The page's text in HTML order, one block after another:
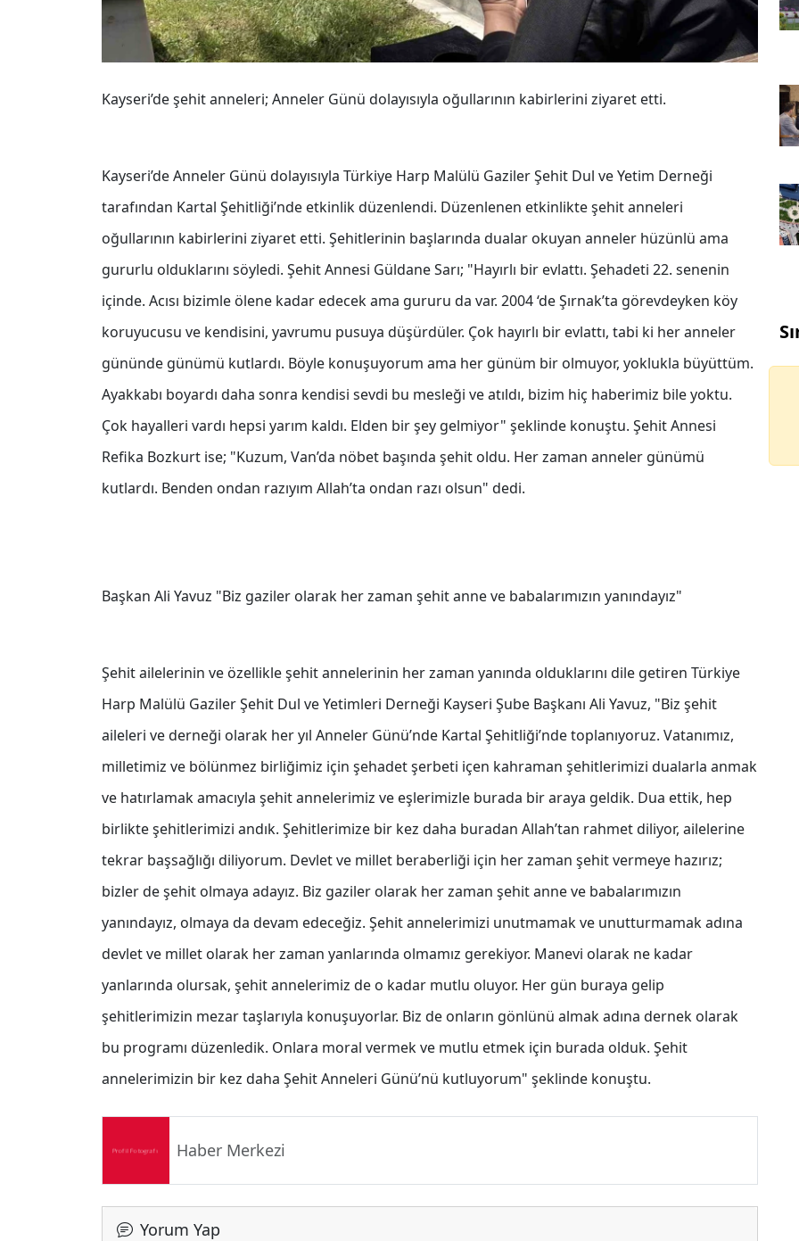
Kayseri’de şehit anneleri; Anneler Günü dolayısıyla oğullarının kabirlerini ziyaret etti.
Kayseri’de Anneler Günü dolayısıyla Türkiye Harp Malülü Gaziler Şehit Dul ve Yetim Derneği
tarafından Kartal Şehitliği’nde etkinlik düzenlendi. Düzenlenen etkinlikte şehit anneleri
oğullarının kabirlerini ziyaret etti. Şehitlerinin başlarında dualar okuyan anneler hüzünlü ama
gururlu olduklarını söyledi. Şehit Annesi Güldane Sarı; "Hayırlı bir evlattı. Şehadeti 22. senenin
içinde. Acısı bizimle ölene kadar edecek ama gururu da var. 2004 ‘de Şırnak’ta görevdeyken köy
koruyucusu ve kendisini, yavrumu pusuya düşürdüler. Çok hayırlı bir evlattı, tabi ki her anneler
gününde günümü kutlardı. Böyle konuşuyorum ama her günüm bir olmuyor, yoklukla büyüttüm.
Ayakkabı boyardı daha sonra kendisi sevdi bu mesleği ve atıldı, bizim hiç haberimiz bile yoktu.
Çok hayalleri vardı hepsi yarım kaldı. Elden bir şey gelmiyor" şeklinde konuştu. Şehit Annesi
Refika Bozkurt ise; "Kuzum, Van’da nöbet başında şehit oldu. Her zaman anneler günümü
kutlardı. Benden ondan razıyım Allah’ta ondan razı olsun" dedi.
Başkan Ali Yavuz "Biz gaziler olarak her zaman şehit anne ve babalarımızın yanındayız"
Şehit ailelerinin ve özellikle şehit annelerinin her zaman yanında olduklarını dile getiren Türkiye
Harp Malülü Gaziler Şehit Dul ve Yetimleri Derneği Kayseri Şube Başkanı Ali Yavuz, "Biz şehit
aileleri ve derneği olarak her yıl Anneler Günü’nde Kartal Şehitliği’nde toplanıyoruz. Vatanımız,
milletimiz ve bölünmez birliğimiz için şehadet şerbeti içen kahraman şehitlerimizi dualarla anmak
ve hatırlamak amacıyla şehit annelerimiz ve eşlerimizle burada bir araya geldik. Dua ettik, hep
birlikte şehitlerimizi andık. Şehitlerimize bir kez daha buradan Allah’tan rahmet diliyor, ailelerine
tekrar başsağlığı diliyorum. Devlet ve millet beraberliği için her zaman şehit vermeye hazırız;
bizler de şehit olmaya adayız. Biz gaziler olarak her zaman şehit anne ve babalarımızın
yanındayız, olmaya da devam edeceğiz. Şehit annelerimizi unutmamak ve unutturmamak adına
devlet ve millet olarak her zaman yanlarında olmamız gerekiyor. Manevi olarak ne kadar
yanlarında olursak, şehit annelerimiz de o kadar mutlu oluyor. Her gün buraya gelip
şehitlerimizin mezar taşlarıyla konuşuyorlar. Biz de onların gönlünü almak adına dernek olarak
bu programı düzenledik. Onlara moral vermek ve mutlu etmek için burada olduk. Şehit
annelerimizin bir kez daha Şehit Anneleri Günü’nü kutluyorum" şeklinde konuştu.
Haber Merkezi
Yorum Yap